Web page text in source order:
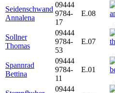
Seidenschwand
Annalena
09444
9784-
17
E.08
Sollner
Thomas
09444
9784-
53
E.07
Spannrad
Bettina
09444
9784-
11
E.01
09444